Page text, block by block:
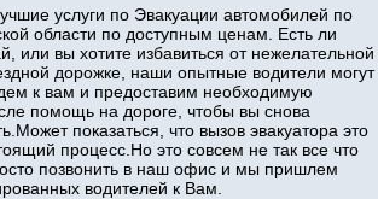
услуги по Эвакуации автомобилей по
области по доступным ценам. Есть ли
или вы хотите избавиться от нежелательной
дорожке, наши опытные водители могут
к вам и предоставим необходимую
помощь на дороге, чтобы вы снова
показаться, что вызов эвакуатора это
процесс.Но это совсем не так все что
позвонить в наш офис и мы пришлем
водителей к Вам.